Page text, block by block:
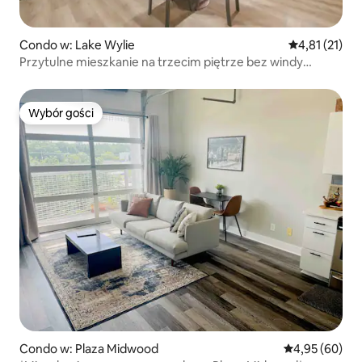
Condo w: Lake Wylie Średnia
4,81 (21)
Przytulne mieszkanie na trzecim piętrze bez windy
Wybór gości
Wybór gości
Condo w: Plaza Midwood Średnia
4,95 (60)